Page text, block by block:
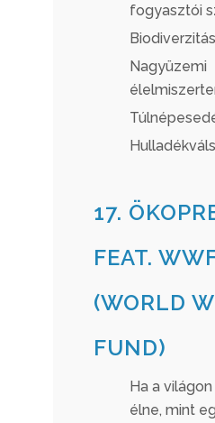
fogyasztói
Nagyüzemi
17.
FEAT.
(WORLD
FUND)
Ha a
élne, mint